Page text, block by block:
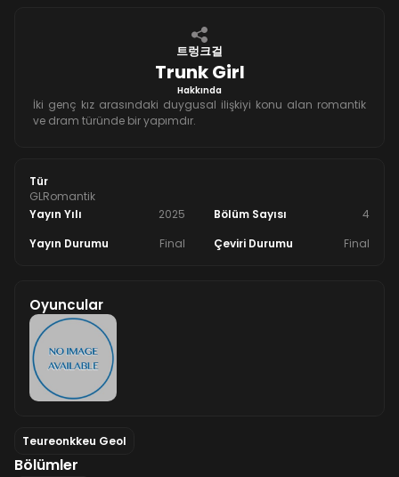
Trunk Girl
트렁크걸
Hakkında
İki genç kız arasındaki duygusal ilişkiyi konu alan romantik
ve dram türünde bir yapımdır.
Tür
GLRomantik
Yayın Yılı
2025 Bölüm Sayısı
4
Yayın Durumu
Final Çeviri Durumu Final
Oyuncular
Teureonkkeu Geol
Bölümler